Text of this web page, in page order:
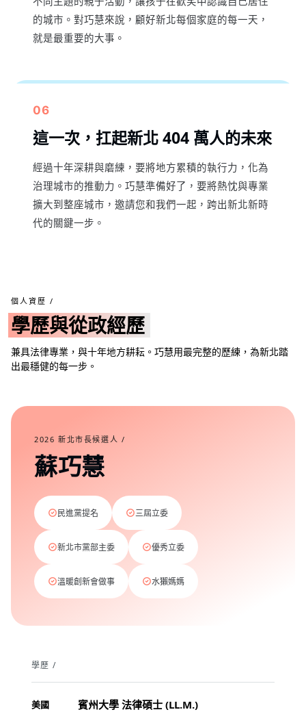
的城市。對巧慧來說，顧好新北每個家庭的每一天，
就是最重要的大事。
06
這一次，扛起新北 404 萬人的未來
經過十年深耕與磨練，要將地方累積的執行力，化為
治理城市的推動力。巧慧準備好了，要將熱忱與專業
擴大到整座城市，邀請您和我們一起，跨出新北新時
代的關鍵一步。
個人資歷 /
學歷與從政經歷
兼具法律專業，與十年地方耕耘。巧慧用最完整的歷練，為新北踏
出最穩健的每一步。
2026 新北市長候選人 /
蘇巧慧
民進黨提名 三屆立委
新北市黨部主委 優秀立委
溫暖創新會做事 水獺媽媽
學歷 /
美國 賓州大學 法律碩士 (LL.M.)